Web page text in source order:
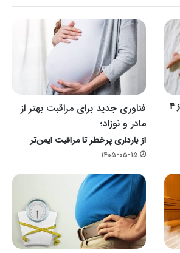
اهمیت یادگیری کنترل ادرار پیش از ۴
فناوری جدید برای مراقبت بهتر از
مادر و نوزاد؛
از بارداری پرخطر تا مراقبت ایمن‌تر
۱۴۰۵-۰۵-۱۵